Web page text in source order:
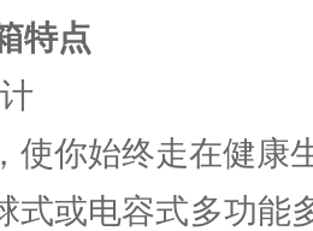
特点
使你始终走在健康
式或电容式多功能